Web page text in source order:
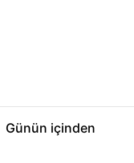
Günün içinden